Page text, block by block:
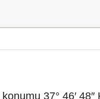
37° 46′ 48″